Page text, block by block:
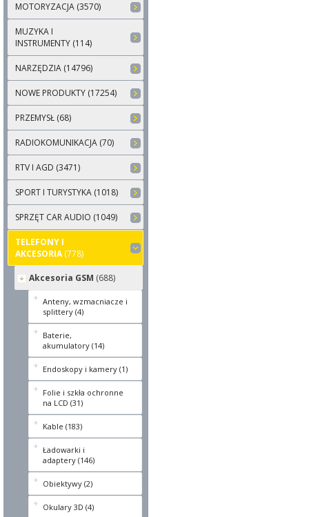
MOTORYZACJA (3570)
MUZYKA I
INSTRUMENTY (114)
NARZĘDZIA (14796)
NOWE PRODUKTY (17254)
PRZEMYSŁ (68)
RADIOKOMUNIKACJA (70)
RTV I AGD (3471)
SPORT I TURYSTYKA (1018)
SPRZĘT CAR AUDIO (1049)
TELEFONY I
AKCESORIA(778)
Akcesoria GSM (688)
Anteny, wzmacniacze i
splittery (4)
Baterie,
akumulatory (14)
Endoskopy i kamery (1)
Folie i szkła ochronne
na LCD (31)
Kable (183)
Ładowarki i
adaptery (146)
Obiektywy (2)
Okulary 3D (4)